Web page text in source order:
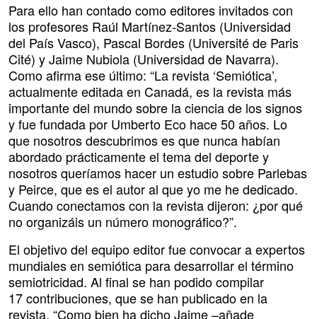
Para ello han contado como editores invitados con
los profesores Raúl Martínez-Santos (Universidad
del País Vasco), Pascal Bordes (Université de Paris
Cité) y Jaime Nubiola (Universidad de Navarra).
Como afirma ese último: “La revista ‘Semiótica’,
actualmente editada en Canadá, es la revista más
importante del mundo sobre la ciencia de los signos
y fue fundada por Umberto Eco hace 50 años. Lo
que nosotros descubrimos es que nunca habían
abordado prácticamente el tema del deporte y
nosotros queríamos hacer un estudio sobre Parlebas
y Peirce, que es el autor al que yo me he dedicado.
Cuando conectamos con la revista dijeron: ¿por qué
no organizáis un número monográfico?”.
El objetivo del equipo editor fue convocar a expertos
mundiales en semiótica para desarrollar el término
semiotricidad. Al final se han podido compilar
17 contribuciones, que se han publicado en la
revista. “Como bien ha dicho Jaime –añade